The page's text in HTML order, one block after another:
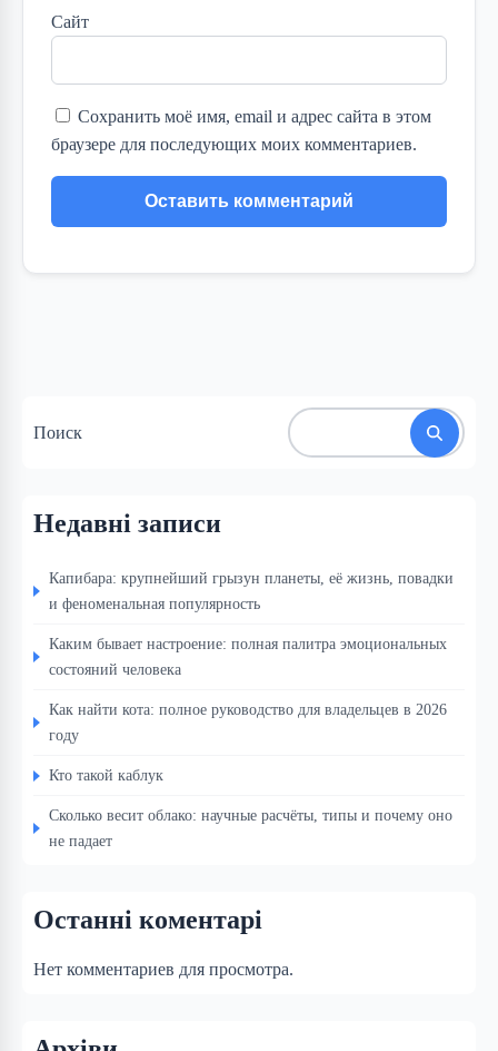
Сайт
Сохранить моё имя, email и адрес сайта в этом
браузере для последующих моих комментариев.
Поиск
Недавні записи
Капибара: крупнейший грызун планеты, её жизнь, повадки
и феноменальная популярность
Каким бывает настроение: полная палитра эмоциональных
состояний человека
Как найти кота: полное руководство для владельцев в 2026
году
Кто такой каблук
Сколько весит облако: научные расчёты, типы и почему оно
не падает
Останні коментарі
Нет комментариев для просмотра.